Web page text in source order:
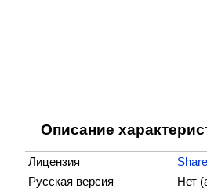
Описание
Лицензия
Русская версия
Нет